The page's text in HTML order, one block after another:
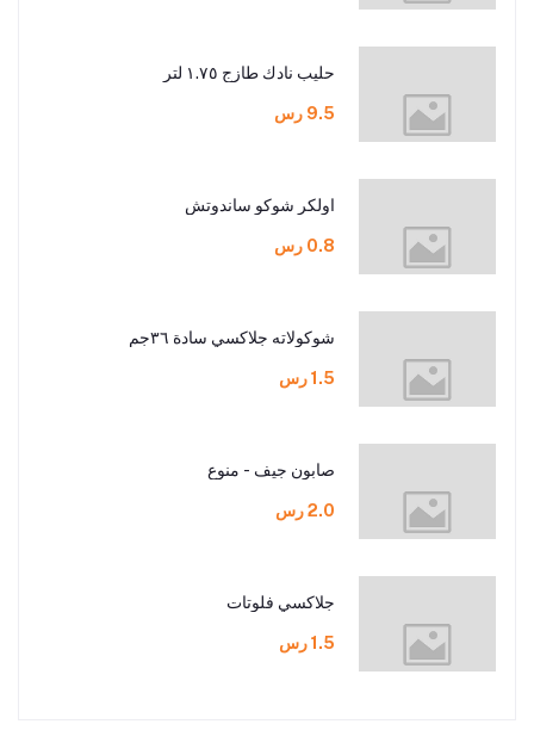
حليب نادك طازج ١.٧٥ لتر
9.5 رس
اولكر شوكو ساندوتش
0.8 رس
شوكولاته جلاكسي سادة ٣٦جم
1.5 رس
صابون جيف - منوع
2.0 رس
جلاكسي فلوتات
1.5 رس